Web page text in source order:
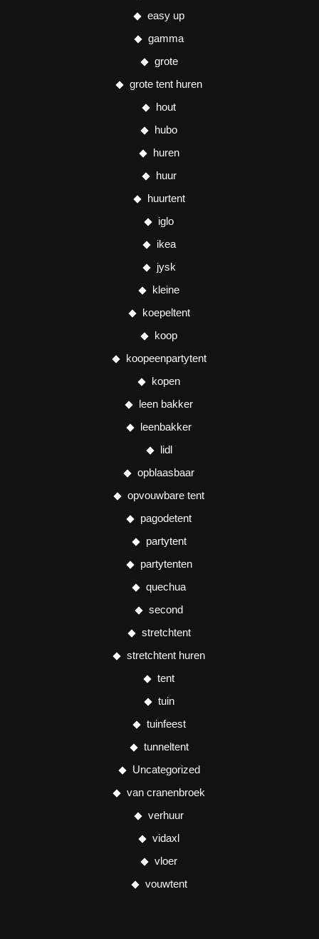
easy up
gamma
grote
grote tent huren
hout
hubo
huren
huur
huurtent
iglo
ikea
jysk
kleine
koepeltent
koop
koopeenpartytent
kopen
leen bakker
leenbakker
lidl
opblaasbaar
opvouwbare tent
pagodetent
partytent
partytenten
quechua
second
stretchtent
stretchtent huren
tent
tuin
tuinfeest
tunneltent
Uncategorized
van cranenbroek
verhuur
vidaxl
vloer
vouwtent